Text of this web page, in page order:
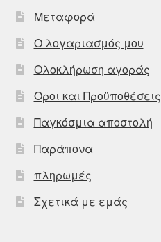
Μεταφορά
Ο λογαριασμός μου
Ολοκλήρωση αγοράς
Οροι και Προϋποθέσεις
Παγκόσμια αποστολή
Παράπονα
πληρωμές
Σχετικά με εμάς